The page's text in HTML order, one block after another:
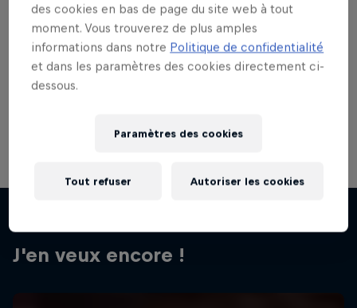
J'en veux encore !
des cookies en bas de page du site web à tout
moment. Vous trouverez de plus amples
informations dans notre Politique de confidentialité
et dans les paramètres des cookies directement ci-
dessous.
Paramètres des cookies
Tout refuser Autoriser les cookies